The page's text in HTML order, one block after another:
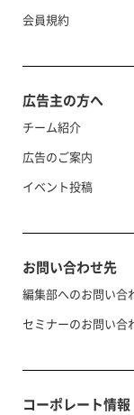
会員規約
広告主の方へ
チーム紹介
広告のご案内
イベント投稿
お問い合わせ先
編集部へのお問い合
セミナーのお問い合
コーポレート情報